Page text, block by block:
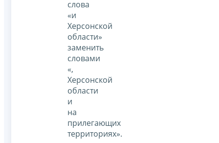
слова
«и
Херсонской
области»
заменить
словами
«,
Херсонской
области
и
на
прилегающих
территориях».